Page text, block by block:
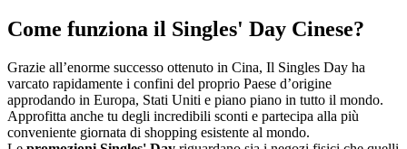
Come funziona il Singles' Day Cinese?
Grazie all’enorme successo ottenuto in Cina, Il Singles Day ha
varcato rapidamente i confini del proprio Paese d’origine
approdando in Europa, Stati Uniti e piano piano in tutto il mondo.
Approfitta anche tu degli incredibili sconti e partecipa alla più
conveniente giornata di shopping esistente al mondo.